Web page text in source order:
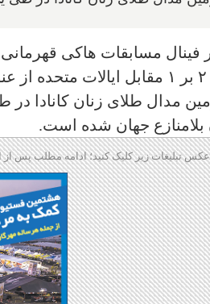
فینال مسابقات هاکی
مدال طلای زنان کانادا
بلامنازع جهان شده است.
تبلیغات زیر کلیک کنید؛ ادامه مطلب پس از